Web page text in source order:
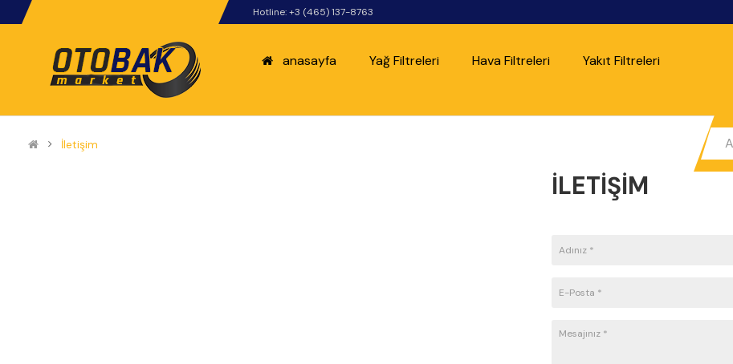
Hotline: +3 (465) 137-8763
anasayfa Yağ Filtreleri Hava Filtreleri Yakıt Filtreleri
İletişim
İLETIŞIM